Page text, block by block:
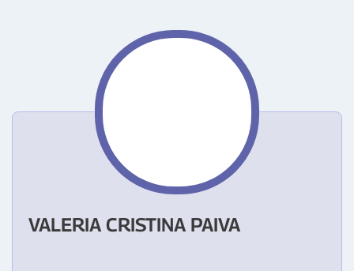
VALERIA CRISTINA PAIVA